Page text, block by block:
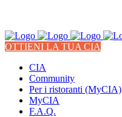
OTTIENI LA TUA CIA
CIA
Community
Per i ristoranti (MyCIA)
MyCIA
F.A.Q.